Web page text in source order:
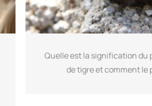
Quelle est la signification
de tigre et comment le